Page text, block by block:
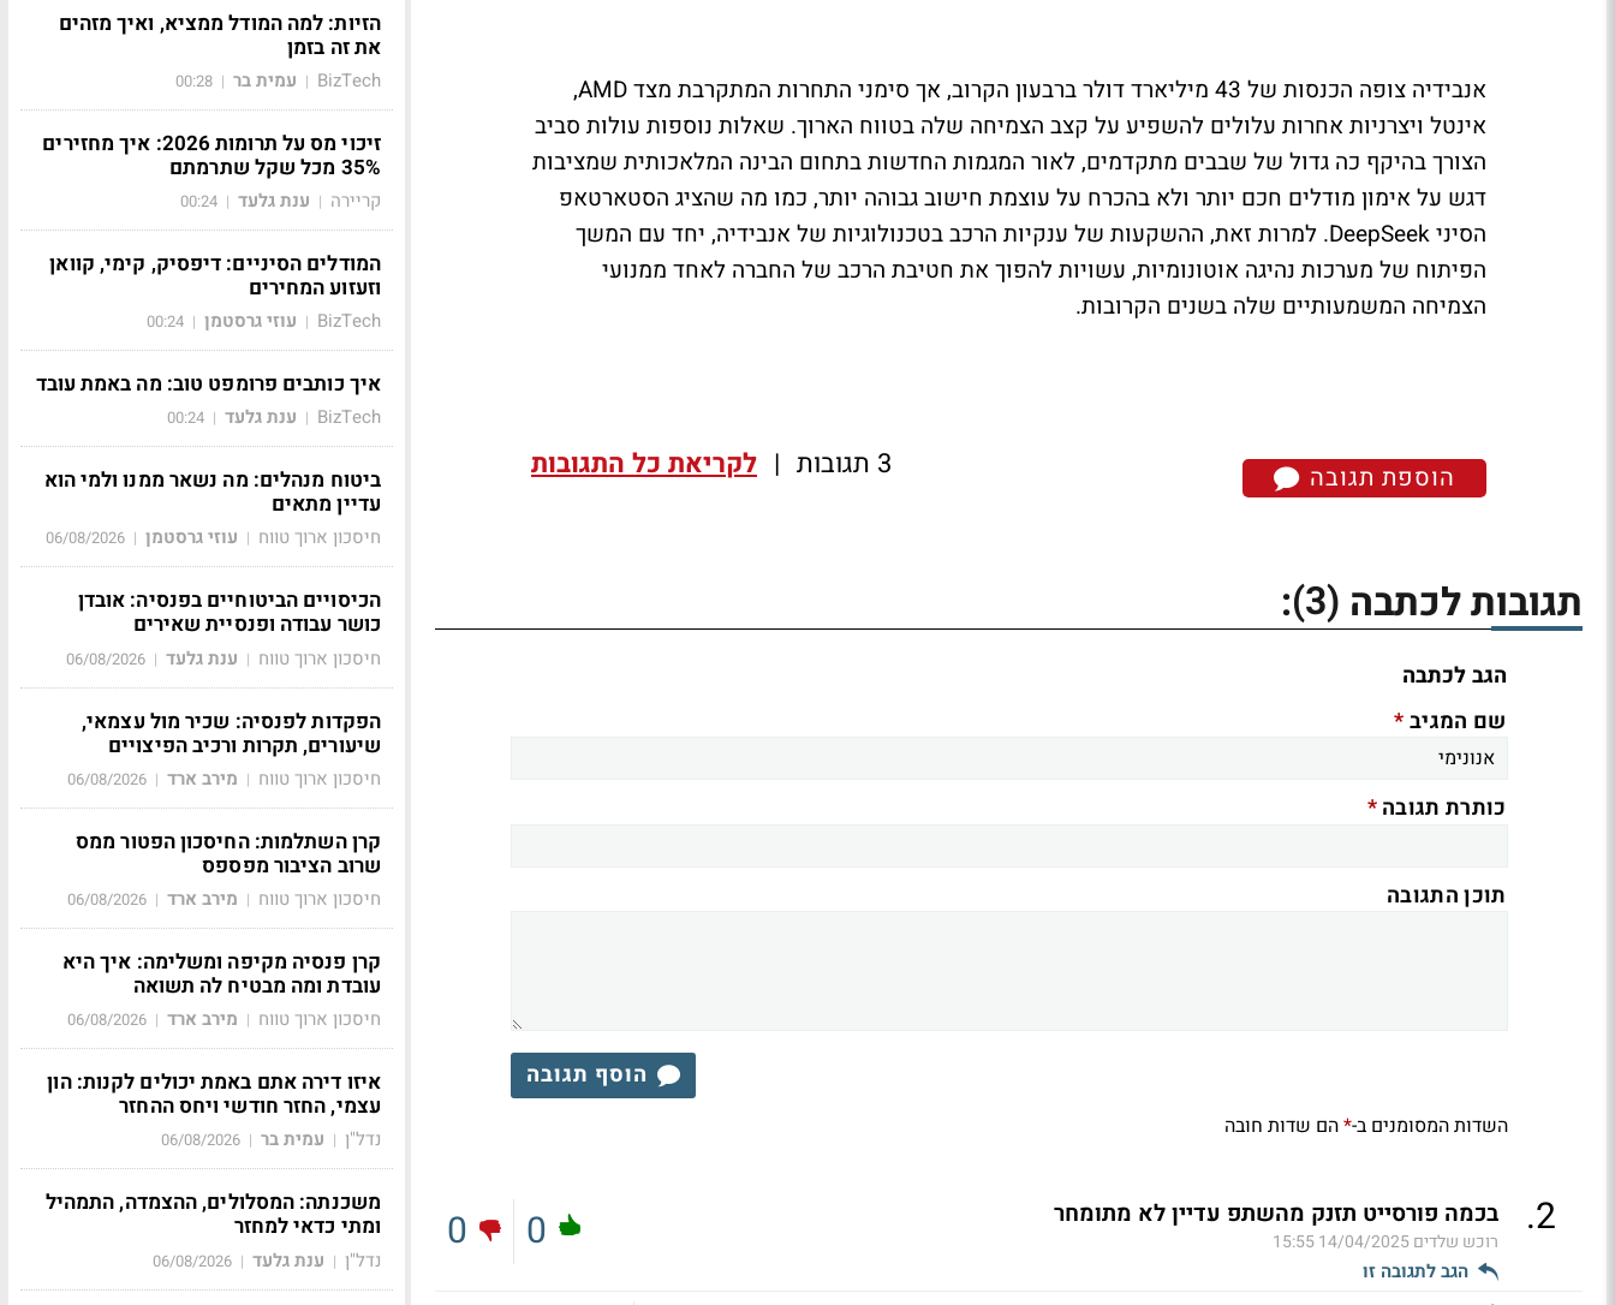
אנבידיה צופה הכנסות של 43 מיליארד דולר ברבעון הקרוב, אך סימני התחרות המתקרבת מצד AMD,
אינטל ויצרניות אחרות עלולים להשפיע על קצב הצמיחה שלה בטווח הארוך. שאלות נוספות עולות סביב
הצורך בהיקף כה גדול של שבבים מתקדמים, לאור המגמות החדשות בתחום הבינה המלאכותית שמציבות
דגש על אימון מודלים חכם יותר ולא בהכרח על עוצמת חישוב גבוהה יותר, כמו מה שהציג הסטארטאפ
הסיני DeepSeek. למרות זאת, ההשקעות של ענקיות הרכב בטכנולוגיות של אנבידיה, יחד עם המשך
הפיתוח של מערכות נהיגה אוטונומיות, עשויות להפוך את חטיבת הרכב של החברה לאחד ממנועי
הצמיחה המשמעותיים שלה בשנים הקרובות.
הוספת תגובה 3 תגובות | לקריאת כל התגובות
תגובות לכתבה (3)
:
הגב לכתבה
שם המגיב*
כותרת תגובה*
תוכן התגובה
הוסף תגובה
השדות המסומנים ב-*הם שדות חובה
2
. בכמה פורסייט תזנק מהשתפ עדיין לא מתומחר
רוכש שלדים14/04/2025 15:55
הגב לתגובה זו
0
0
הזיות: למה המודל ממציא, ואיך מזהים
את זה בזמן
BizTech
| עמית בר |
00:28
זיכוי מס על תרומות 2026: איך מחזירים
35% מכל שקל שתרמתם
קריירה | ענת גלעד |
00:24
המודלים הסיניים: דיפסיק, קימי, קוואן
וזעזוע המחירים
BizTech
| עוזי גרסטמן |
00:24
איך כותבים פרומפט טוב: מה באמת עובד
BizTech
| ענת גלעד |
00:24
ביטוח מנהלים: מה נשאר ממנו ולמי הוא
עדיין מתאים
חיסכון ארוך טווח | עוזי גרסטמן |
06/08/2026
הכיסויים הביטוחיים בפנסיה: אובדן
כושר עבודה ופנסיית שאירים
חיסכון ארוך טווח | ענת גלעד |
06/08/2026
הפקדות לפנסיה: שכיר מול עצמאי,
שיעורים, תקרות ורכיב הפיצויים
חיסכון ארוך טווח | מירב ארד |
06/08/2026
קרן השתלמות: החיסכון הפטור ממס
שרוב הציבור מפספס
חיסכון ארוך טווח | מירב ארד |
06/08/2026
קרן פנסיה מקיפה ומשלימה: איך היא
עובדת ומה מבטיח לה תשואה
חיסכון ארוך טווח | מירב ארד |
06/08/2026
איזו דירה אתם באמת יכולים לקנות: הון
עצמי, החזר חודשי ויחס ההחזר
נדל"ן | עמית בר |
06/08/2026
משכנתה: המסלולים, ההצמדה, התמהיל
ומתי כדאי למחזר
נדל"ן | ענת גלעד |
06/08/2026